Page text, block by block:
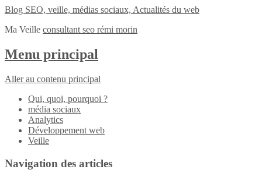
Blog SEO, veille, médias sociaux, Actualités du web
Ma Veille consultant seo rémi morin
Menu principal
Aller au contenu principal
Qui, quoi, pourquoi ?
média sociaux
Analytics
Développement web
Veille
Navigation des articles